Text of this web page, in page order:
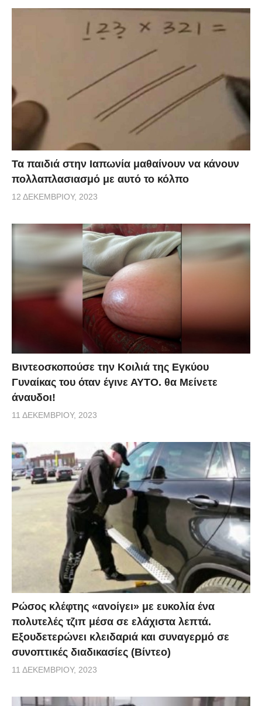
Τα παιδιά στην Ιαπωνία μαθαίνουν να κάνουν
πολλαπλασιασμό με αυτό το κόλπο
12 ΔΕΚΕΜΒΡΊΟΥ, 2023
Βιντεοσκοπούσε την Κοιλιά της Εγκύου
Γυναίκας του όταν έγινε ΑΥΤΟ. θα Μείνετε
άναυδοι!
11 ΔΕΚΕΜΒΡΊΟΥ, 2023
Ρώσος κλέφτης «ανοίγει» με ευκολία ένα
πολυτελές τζιπ μέσα σε ελάχιστα λεπτά.
Εξουδετερώνει κλειδαριά και συναγερμό σε
συνοπτικές διαδικασίες (Βίντεο)
11 ΔΕΚΕΜΒΡΊΟΥ, 2023